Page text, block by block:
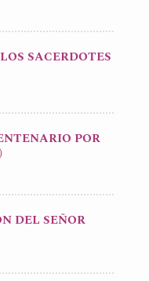
SACERDOTES
POR
DEL SEÑOR